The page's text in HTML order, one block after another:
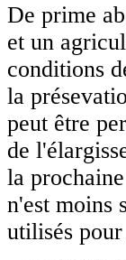
De prime
et un
conditions
la
peut être
de
la
n'est moins
utilisés